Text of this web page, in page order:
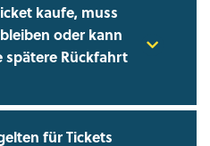
kaufe, muss
oder kann
spätere Rückfahrt
für Tickets